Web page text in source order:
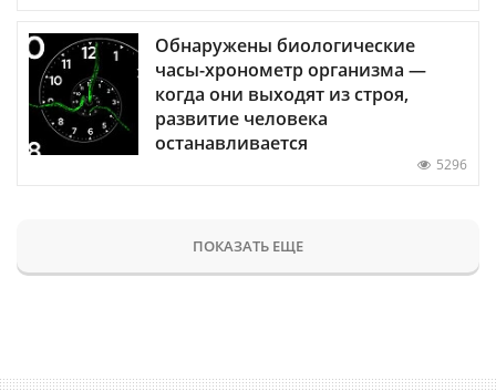
Обнаружены биологические
часы-хронометр организма —
когда они выходят из строя,
развитие человека
останавливается
5296
ПОКАЗАТЬ ЕЩЕ